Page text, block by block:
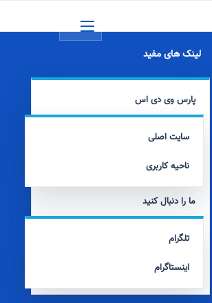
لینک های مفید
پارس وی دی اس
سایت اصلی
ناحیه کاربری
ما را دنبال کنید
تلگرام
اینستاگرام